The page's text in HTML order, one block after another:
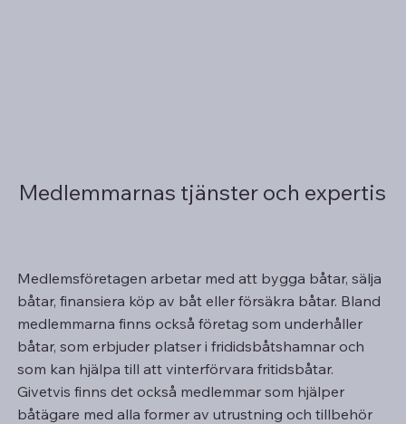
Medlemmarnas tjänster och expertis
Medlemsföretagen arbetar med att bygga båtar, sälja
båtar, finansiera köp av båt eller försäkra båtar. Bland
medlemmarna finns också företag som underhåller
båtar, som erbjuder platser i frididsbåtshamnar och
som kan hjälpa till att vinterförvara fritidsbåtar.
Givetvis finns det också medlemmar som hjälper
båtägare med alla former av utrustning och tillbehör